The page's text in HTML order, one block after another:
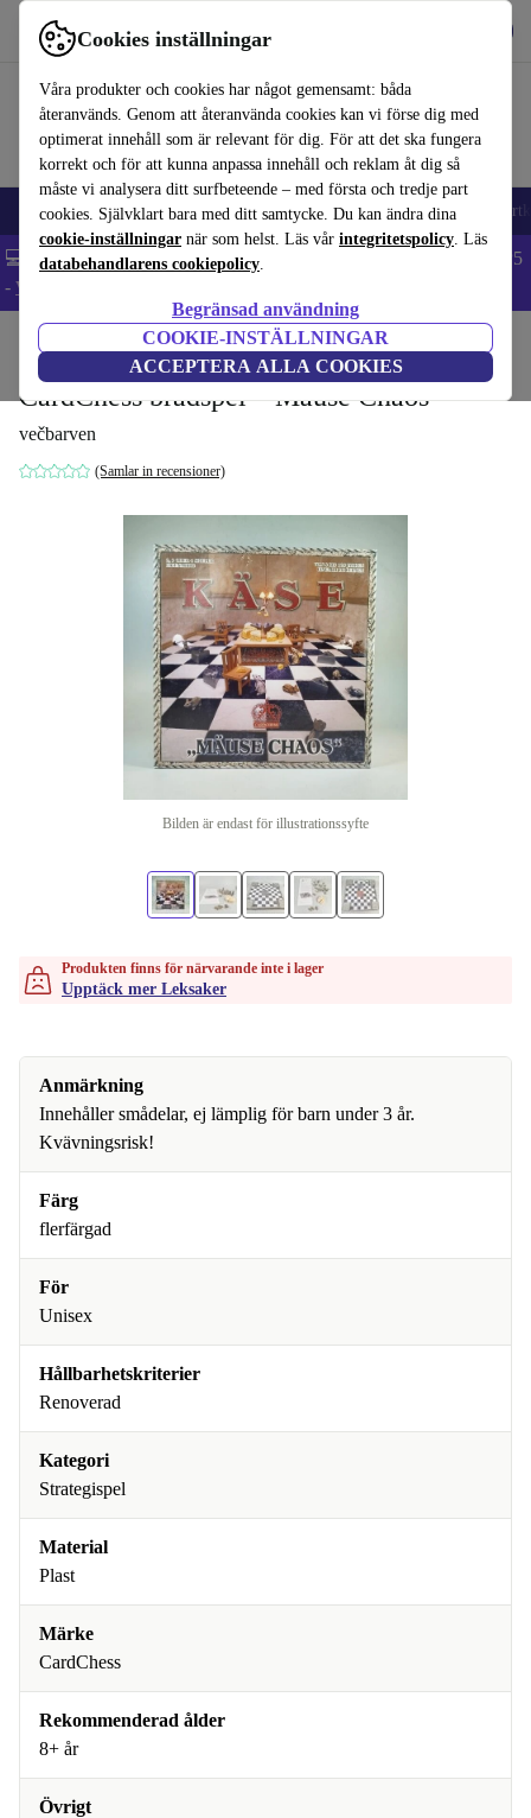
Cookies inställningar
Våra produkter och cookies har något gemensamt: båda
återanvänds. Genom att återanvända cookies kan vi förse dig med
optimerat innehåll som är relevant för dig. För att det ska fungera
korrekt och för att kunna anpassa innehåll och reklam åt dig så
måste vi analysera ditt surfbeteende – med första och tredje part
cookies. Självklart bara med ditt samtycke. Du kan ändra dina
cookie-inställningar när som helst. Läs vår integritetspolicy. Läs
databehandlarens cookiepolicy.
Begränsad användning
COOKIE-INSTÄLLNINGAR
ACCEPTERA ALLA COOKIES
Använd refurbed snabbt och enkelt
🎒 Back to school Mobiltelefoner Bärbara datorer Surfplattor
💻 Extra 5% rabatt på alla MacBooks och laptops - Code: LAPTOP5
- Villkor
Leksaker
CardChess brädspel – Mäuse Chaos
večbarven
(Samlar in recensioner)
Bilden är endast för illustrationssyfte
Produkten finns för närvarande inte i lager
Upptäck mer Leksaker
Anmärkning
Innehåller smådelar, ej lämplig för barn under 3 år.
Kvävningsrisk!
Färg
flerfärgad
För
Unisex
Hållbarhetskriterier
Renoverad
Kategori
Strategispel
Material
Plast
Märke
CardChess
Rekommenderad ålder
8+ år
Övrigt